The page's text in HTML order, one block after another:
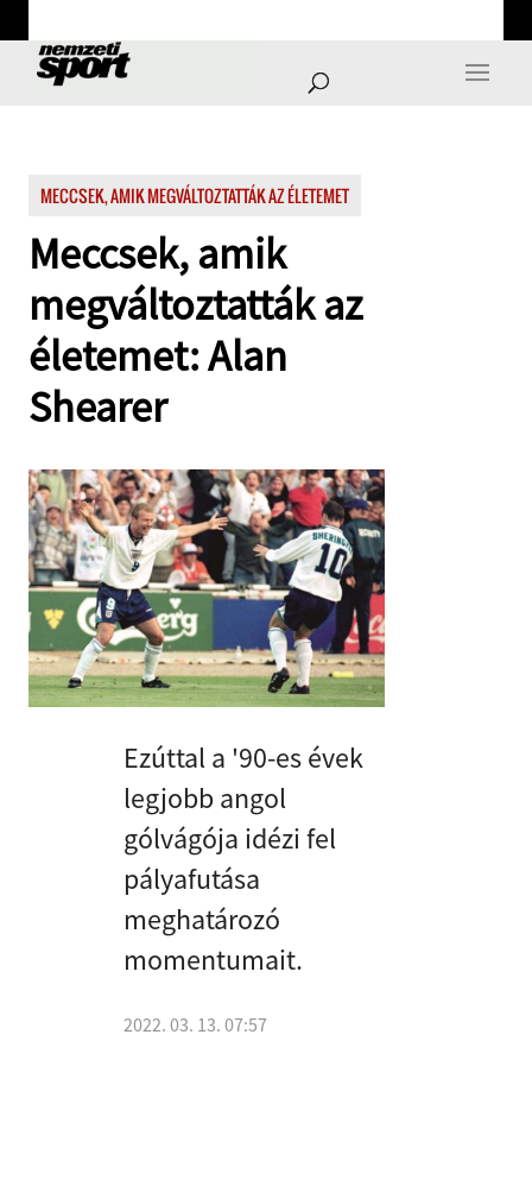
MECCSEK, AMIK MEGVÁLTOZTATTÁK AZ ÉLETEMET
Meccsek, amik
megváltoztatták az
életemet: Alan
Shearer
Ezúttal a '90-es évek
legjobb angol
gólvágója idézi fel
pályafutása
meghatározó
momentumait.
2022. 03. 13. 07:57